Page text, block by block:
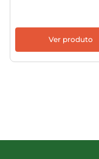
Ver produto